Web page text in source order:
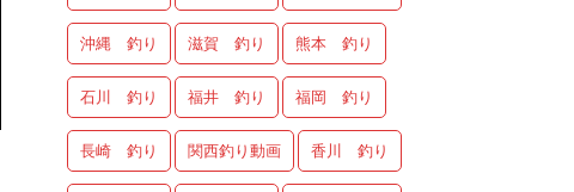
沖縄 釣り 滋賀 釣り 熊本 釣り
石川 釣り 福井 釣り 福岡 釣り
長崎 釣り 関西釣り動画 香川 釣り